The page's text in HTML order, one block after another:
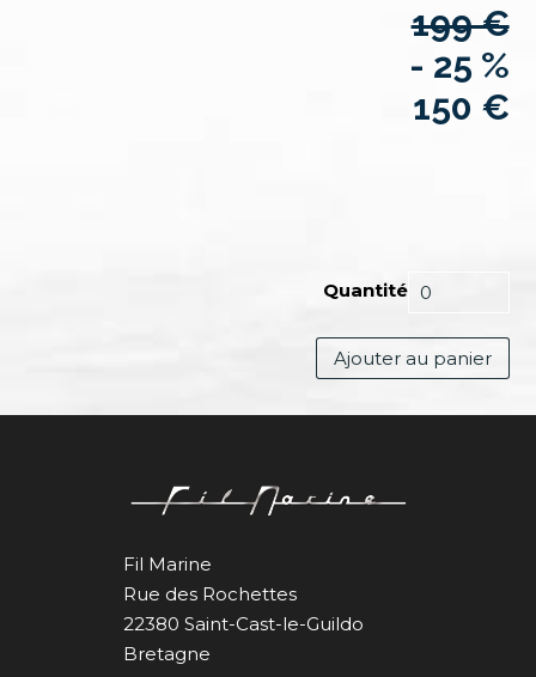
199 €
- 25 %
150 €
Quantité
Ajouter au panier
Fil Marine
Rue des Rochettes
22380 Saint-Cast-le-Guildo
Bretagne